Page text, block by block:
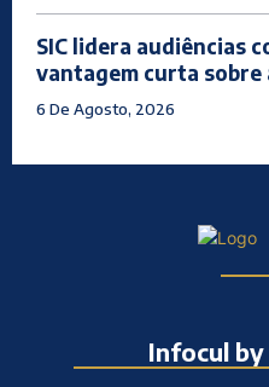
SIC lidera audiências
vantagem curta sobre
6 De Agosto, 2026
Infocul by